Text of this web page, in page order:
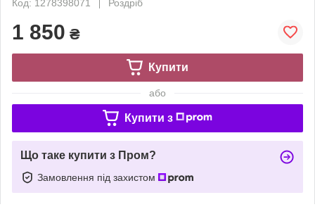
Код: 1278398071
Роздріб
1 850 ₴
Купити
або
Купити з
Що таке купити з Пром?
Замовлення під захистом